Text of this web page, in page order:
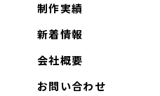
制作実績
新着情報
会社概要
お問い合わせ